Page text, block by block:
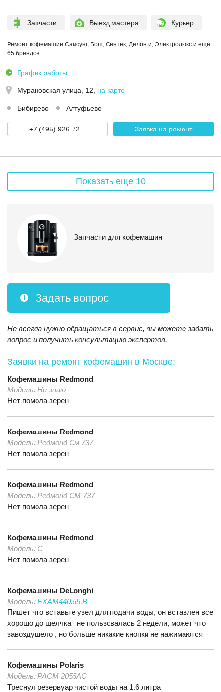
Запчасти Выезд мастера Курьер
Ремонт кофемашин Самсунг, Бош, Сентек, Делонги, Электролюкс и еще
65 брендов
График работы
Мурановская улица, 12 на карте
Бибирево Алтуфьево
+7 (495) 926-72... Заявка на ремонт
Показать еще 10
Запчасти для кофемашин
Задать вопрос
Не всегда нужно обращаться в сервис, вы можете задать
вопрос и получить консультацию экспертов.
Заявки на ремонт кофемашин в Москве:
Кофемашины Redmond
Модель: Не знаю
Нет помола зерен
Кофемашины Redmond
Модель: Редмонд См 737
Нет помола зерен
Кофемашины Redmond
Модель: Редмонд СМ 737
Нет помола зерен
Кофемашины Redmond
Модель: С
Нет помола зерен
Кофемашины DeLonghi
Модель: EXAM440.55.B
Пишет что вставьте узел для подачи воды, он вставлен все
хорошо до щелчка , не пользовалась 2 недели, может что
завоздушело , но больше никакие кнопки не нажимаются
Кофемашины Polaris
Модель: PACM 2055AC
Треснул резервуар чистой воды на 1.6 литра